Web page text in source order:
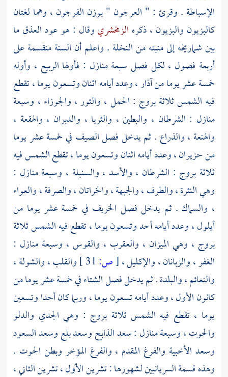
الإسباطة . وقرئ : " العرجون " بوزن الفرجون ، وهما لغتان
كالبزيون والبزيون ، ذكره الزمخشريوقال : هو عود العذق ما
بين شماريخه إلى منبته من النخلة . واعلم أن السنة منقسمة على
أربعة فصول ، لكل فصل سبعة منازل : فأولها الربيع ، وأوله
خمسة عشر يوما من آذار ، وعدد أيامه اثنان وتسعون يوما ، تقطع
فيه الشمس ثلاثة بروج : الحمل ، والثور ، والجوزاء ، وسبعة
منازل : الشرطان ، والبطين ، والثريا ، والدبران ، والهقعة ،
والهنعة ، والذراع . ثم يدخل فصل الصيف في خمسة عشر يوما
من حزيران ، وعدد أيامه اثنان وتسعون يوما ، تقطع الشمس فيه
ثلاثة بروج : الشرطان ، والأسد ، والسنبلة ، وسبعة منازل :
وهي النثرة ، والطرف ، والجبهة ، والخراتان ، والصرفة ، والعواء
، والسماك . ثم يدخل فصل الخريف في خمسة عشر يوما من
أيلول ، وعدد أيامه أحد وتسعون يوما ، تقطع فيه الشمس ثلاثة
بروج ، وهي الميزان ، والعقرب ، والقوس ، وسبعة منازل :
الغفر ، والزبانان ، والإكليل ،[ص:
والقلب ، والشولة ،
والنعائم ، والبلدة . ثم يدخل فصل الشتاء في خمسة عشر يوما من
كانون الأول ، وعدد أيامه تسعون يوما ، وربما كان أحدا وتسعين
يوما ، تقطع فيه الشمس ثلاثة بروج : وهي الجدي والدلو
والحوت ، وسبعة منازل : سعد الذابح وسعد بلع وسعد السعود
وسعد الأخبية والفرغ المقدم ، والفرغ المؤخر وبطن الحوت .
وهذه قسمة السريانيين لشهورها : تشرين الأول ، تشرين الثاني ،